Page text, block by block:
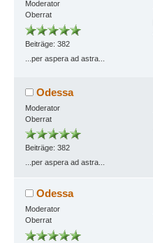
Moderator
Oberrat
Beiträge: 382
...per aspera ad astra...
Odessa
Moderator
Oberrat
Beiträge: 382
...per aspera ad astra...
Odessa
Moderator
Oberrat